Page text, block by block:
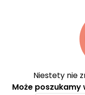
Niestety nie
Może